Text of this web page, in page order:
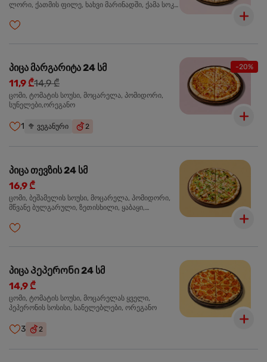
ლორი, ქათმის ფილე, ხახვი მარინადში, ქამა სოკო
-20%
პიცა მარგარიტა 24 სმ
11,9 ₾14,9 ₾
ცომი, ტომატის სოუსი, მოცარელა, პომიდორი,
სუნელები,ორეგანო
1 🥦 ვეგანური 2
პიცა თევზის 24 სმ
16,9 ₾
ცომი, ბეშამელის სოუსი, მოცარელა, პომიდორი,
მწვანე ბულგარული, ზეთისხილი, ყაბაყი,
ორეგანო
პიცა Პეპერონი 24 სმ
14,9 ₾
ცომი, ტომატის სოუსი, მოცარელას ყველი,
პეპერონის სოსისი, სანელებლები, ორეგანო
3 2